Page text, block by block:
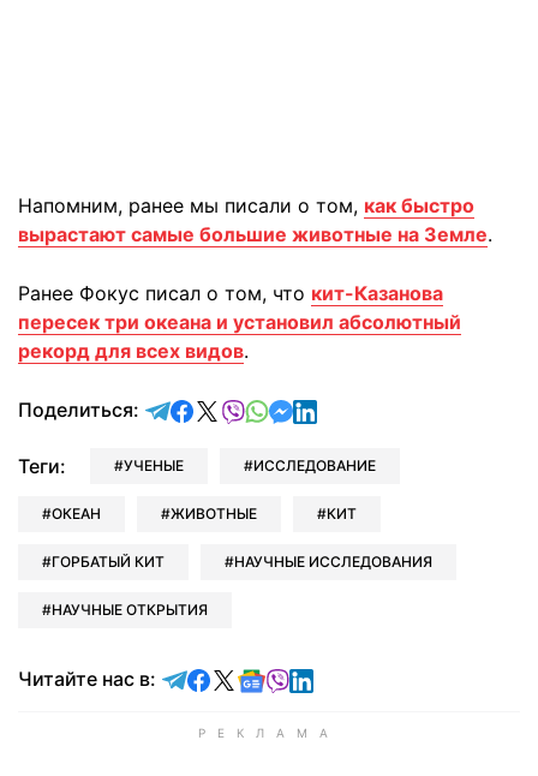
Напомним, ранее мы писали о том, как быстро
вырастают самые большие животные на Земле.
Ранее Фокус писал о том, что кит-Казанова
пересек три океана и установил абсолютный
рекорд для всех видов.
Поделиться: отправить в Telegram
поделиться в Facebook
поделиться в X
отправить в Viber
отправить в Whatsapp
отправить в Messenger
отправить в LinkedIn
Теги: УЧЕНЫЕ ИССЛЕДОВАНИЕ
ОКЕАН ЖИВОТНЫЕ КИТ
ГОРБАТЫЙ КИТ НАУЧНЫЕ ИССЛЕДОВАНИЯ
НАУЧНЫЕ ОТКРЫТИЯ
Читайте нас в: Читайте в Telegram
Читайте в Facebook
Читайте в X
Читайте в Google news
Читайте в Viber
Читайте в LinkedIn